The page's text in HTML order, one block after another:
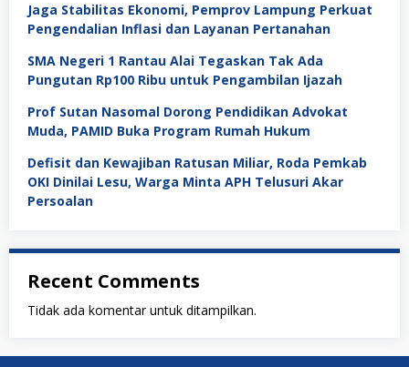
Jaga Stabilitas Ekonomi, Pemprov Lampung Perkuat
Pengendalian Inflasi dan Layanan Pertanahan
SMA Negeri 1 Rantau Alai Tegaskan Tak Ada
Pungutan Rp100 Ribu untuk Pengambilan Ijazah
Prof Sutan Nasomal Dorong Pendidikan Advokat
Muda, PAMID Buka Program Rumah Hukum
Defisit dan Kewajiban Ratusan Miliar, Roda Pemkab
OKI Dinilai Lesu, Warga Minta APH Telusuri Akar
Persoalan
Recent Comments
Tidak ada komentar untuk ditampilkan.